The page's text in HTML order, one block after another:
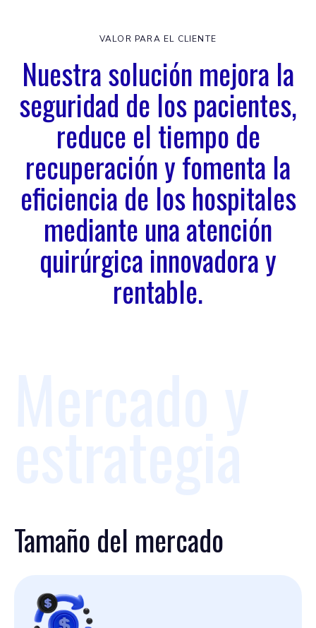
VALOR PARA EL CLIENTE
Nuestra solución mejora la
seguridad de los pacientes,
reduce el tiempo de
recuperación y fomenta la
eficiencia de los hospitales
mediante una atención
quirúrgica innovadora y
rentable.
Tamaño del mercado